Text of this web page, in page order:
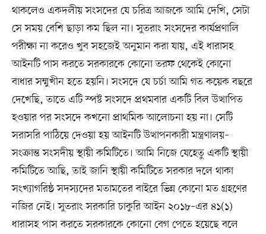
থাকলেও একদলীয় সংসদের যে চরিত্র আজকে আমি দেখি, সেটা
সে সময় বেশি ছাড়া কম ছিল না। সুতরাং সংসদের কার্যপ্রণালি
পরীক্ষা না করেও খুব সহজেই অনুমান করা যায়, এই ধারাসহ
আইনটি পাস করতে সরকারকে কোনো তরফ থেকেই কোনো
বাধার সম্মুখীন হতে হয়নি। সংসদে যে চর্চা আমি গত কয়েক বছরে
দেখেছি, তাতে এটি স্পষ্ট সংসদে প্রথমবার একটি বিল উত্থাপিত
হওয়ার পর সংসদে কখনো প্রাথমিক আলোচনা হয় না। সেটি
সরাসরি পাঠিয়ে দেওয়া হয় আইনটি উত্থাপনকারী মন্ত্রণালয়–
সংক্রান্ত সংসদীয় স্থায়ী কমিটিতে। আমি নিজে যেহেতু একটি স্থায়ী
কমিটিতে আছি, তাই জানি স্থায়ী কমিটিতে সরকার দলে থাকা
সংখ্যাগরিষ্ঠ সদস্যদের মতামতের বাইরে ভিন্ন কোনো মত গ্রহণের
নজির নেই। সুতরাং সরকারি চাকুরি আইন ২০১৮–এর ৪১(১)
ধারাসহ পাস করতে সরকারকে কোনো বেগ পেতে হয়েছে বলে